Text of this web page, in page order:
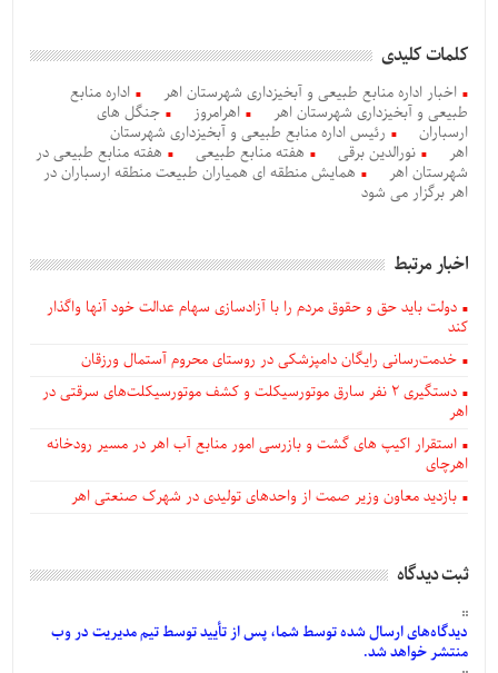
کلمات کلیدی
اخبار اداره منابع طبیعی و آبخیزداری شهرستان اهر
اداره منابع
طبیعی و آبخیزداری شهرستان اهر
اهرامروز
جنگل های
ارسباران
رئیس اداره منابع طبیعی و آبخیزداری شهرستان
اهر
نورالدین برقی هفته منابع طبیعی
هفته منابع طبیعی در
شهرستان اهر
همایش منطقه ای همیاران طبیعت منطقه ارسباران در
اهر برگزار می شود
اخبار مرتبط
دولت باید حق و حقوق مردم را با آزادسازی سهام عدالت خود آنها واگذار
کند
خدمت‌رسانی رایگان دامپزشکی در روستای محروم آستمال ورزقان
دستگيری ۲ نفر سارق موتورسیکلت و کشف موتورسیکلت‌های سرقتی در
اهر
استقرار اکیپ های گشت و بازرسی امور منابع آب اهر در مسیر رودخانه
اهرچای
بازدید معاون وزیر صمت از واحدهای تولیدی در شهرک صنعتی اهر
ثبت دیدگاه
دیدگاه‌هایارسالشدهتوسط شما، پس ازتأییدتوسط تیم مدیریت در وب
منتشر خواهد شد.